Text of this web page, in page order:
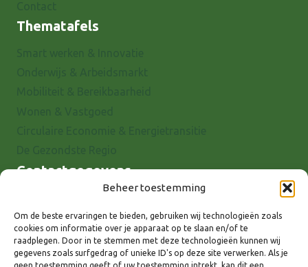
Beheer toestemming
Om de beste ervaringen te bieden, gebruiken wij technologieën zoals
cookies om informatie over je apparaat op te slaan en/of te
raadplegen. Door in te stemmen met deze technologieën kunnen wij
gegevens zoals surfgedrag of unieke ID's op deze site verwerken. Als je
Thematafels
Contactgegevens
7001 EX Doetinchem
E-mail: info@8rhk.nl
Telefoonnummers